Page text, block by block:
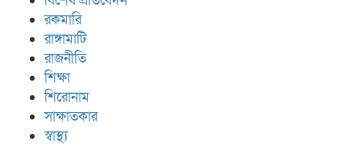
রকমারি
রাঙ্গামাটি
রাজনীতি
শিক্ষা
শিরোনাম
সাক্ষাতকার
স্বাস্থ্য